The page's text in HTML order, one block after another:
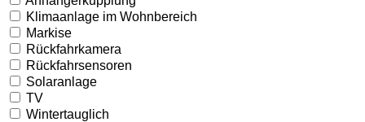
Klimaanlage im Wohnbereich
Markise
Rückfahrkamera
Rückfahrsensoren
Solaranlage
TV
Wintertauglich